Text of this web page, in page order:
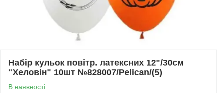
Набір кульок повітр. латексних 12"/30см
"Хеловін" 10шт №828007/Pelican/(5)
В наявності